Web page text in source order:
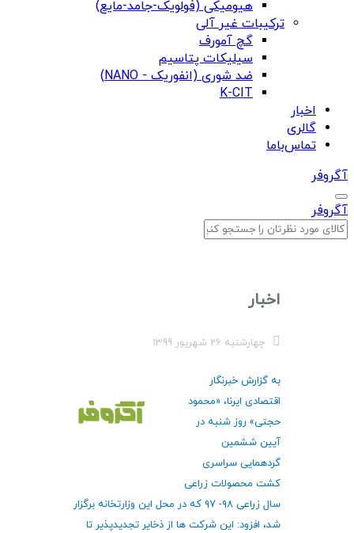
هیومیکی (فولویک-جامد-مایع)
ترکیبات غیر آلی
گچ آمورف
سیلیکات پتاسیم
ضد شوری (انفوریک - NANO)
K-CIT
اخبار
گالری
تماس‌باما
آگروفر
آگروفر
اخبار
چهارشنبه 26 شهریور 1399
به گزارش خبرنگار
اقتصادی ایرنا، «محمود
حجتی» روز شنبه در
آیین ششمین
گردهمایی سراسری
کشت محصولات زراعی
سال زراعی ٩٨- ٩٧ که در محل این وزارتخانه برگزار
شد، افزود: این شرکت ها از ذخایر تجدیدپذیر تا